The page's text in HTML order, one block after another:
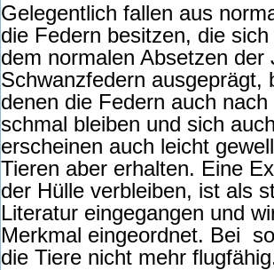
Gelegentlich fallen aus
die Federn besitzen, die
dem normalen Absetzen
Schwanzfedern ausgeprägt,
denen die Federn auch
schmal bleiben und sich
erscheinen auch leicht
Tieren aber erhalten. Eine
der Hülle verbleiben, ist als
Literatur eingegangen und
Merkmal eingeordnet. Bei
die Tiere nicht mehr